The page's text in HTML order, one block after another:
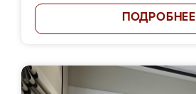
ПОДРОБНЕЕ